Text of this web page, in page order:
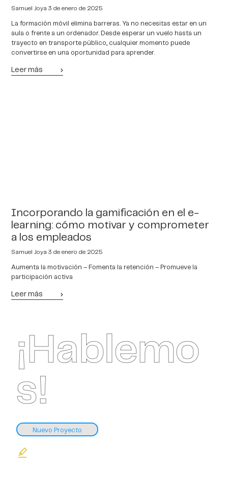
Samuel Joya3 de enero de 2025
La formación móvil elimina barreras. Ya no necesitas estar en un
aula o frente a un ordenador. Desde esperar un vuelo hasta un
trayecto en transporte público, cualquier momento puede
convertirse en una oportunidad para aprender.
Leer más
Incorporando la gamificación en el e-
learning: cómo motivar y comprometer
a los empleados
Samuel Joya3 de enero de 2025
Aumenta la motivación – Fomenta la retención – Promueve la
participación activa
Leer más
¡Hablemo
s!
Nuevo Proyecto